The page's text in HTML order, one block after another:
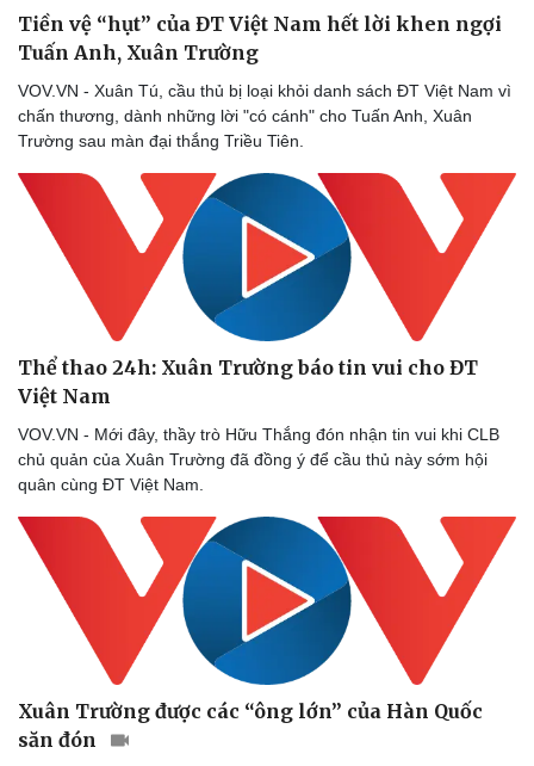
Doanh nghiệp
Thông tin doanh nghiệp
Doanh nghiệp 24h
Doanh nhân
Vì cộng đồng
Công nghệ
Tin Công nghệ
Trải nghiệm
Tiền vệ “hụt” của ĐT Việt Nam hết lời khen ngợi
Tuấn Anh, Xuân Trường
VOV.VN - Xuân Tú, cầu thủ bị loại khỏi danh sách ĐT Việt Nam vì
chấn thương, dành những lời "có cánh" cho Tuấn Anh, Xuân
Trường sau màn đại thắng Triều Tiên.
Thể thao 24h: Xuân Trường báo tin vui cho ĐT
Việt Nam
VOV.VN - Mới đây, thầy trò Hữu Thắng đón nhận tin vui khi CLB
chủ quản của Xuân Trường đã đồng ý để cầu thủ này sớm hội
quân cùng ĐT Việt Nam.
Xuân Trường được các “ông lớn” của Hàn Quốc
săn đón